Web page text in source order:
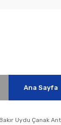
Ana Sayfa
Bakır Uydu Çanak